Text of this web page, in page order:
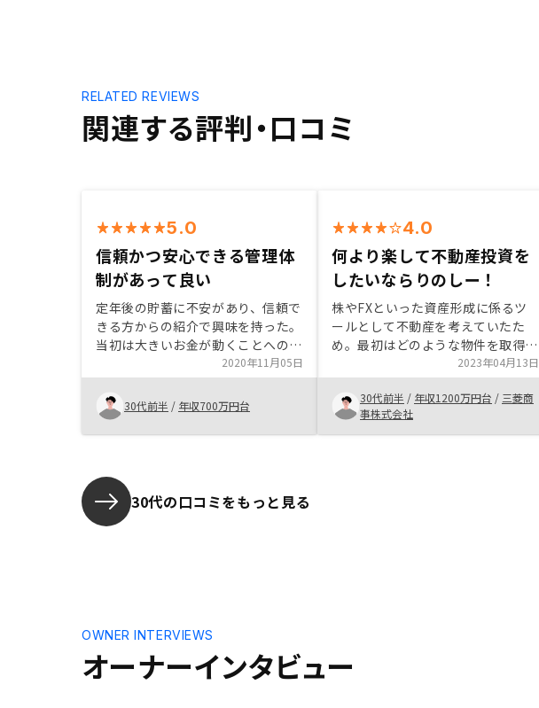
関連する評判・口コミ
RELATED REVIEWS
5.0
信頼かつ安心できる管理体
制があって良い
定年後の貯蓄に不安があり、信頼で
きる方からの紹介で興味を持った。
当初は大きいお金が動くことへの不
安が大きかったが、実際に話を伺う
中で、リスクの少なさと信頼かつ安
心できる管理体制があり、何よりエ
ージェントの丁寧な対応があり契約
に至った。同程度の年収及び年代の
と、具体的なイメージがつきやす
い。
2020年11月05日
30代前半 / 年収700万円台
4.0
何より楽して不動産投資を
したいならりのしー！
株やFXといった資産形成に係るツ
ールとして不動産を考えていたた
め。最初はどのような物件を取得出
来るのか、そもそもどんな物件が自
分にとっていいものなのかが全くわ
からなかった。改めて担当の方と会
話する中で自身の目的も明確にな
り、納得感を持って物件を購入する
2023年04月13日
30代前半 / 年収1200万円台 / 三菱商
事株式会社
30代の口コミをもっと見る
オーナーインタビュー
OWNER INTERVIEWS